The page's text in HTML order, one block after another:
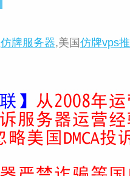
仿牌服务器,美国仿牌vps